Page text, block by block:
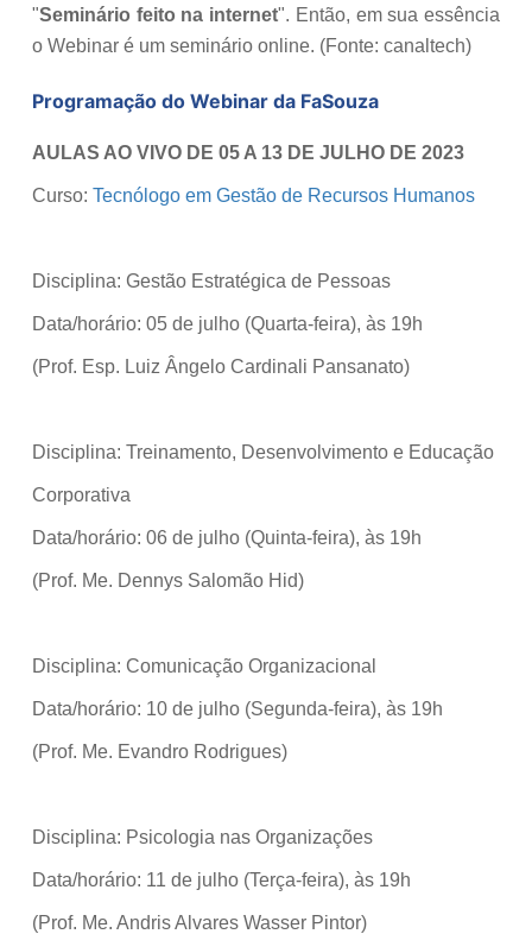
"Seminário feito na internet". Então, em sua essência
o Webinar é um seminário online. (Fonte: canaltech)
Programação do Webinar da FaSouza
AULAS AO VIVO DE 05 A 13 DE JULHO DE 2023
Curso: Tecnólogo em Gestão de Recursos Humanos
Disciplina: Gestão Estratégica de Pessoas
Data/horário: 05 de julho (Quarta-feira), às 19h
(Prof. Esp. Luiz Ângelo Cardinali Pansanato)
Disciplina: Treinamento, Desenvolvimento e Educação
Corporativa
Data/horário: 06 de julho (Quinta-feira), às 19h
(Prof. Me. Dennys Salomão Hid)
Disciplina: Comunicação Organizacional
Data/horário: 10 de julho (Segunda-feira), às 19h
(Prof. Me. Evandro Rodrigues)
Disciplina: Psicologia nas Organizações
Data/horário: 11 de julho (Terça-feira), às 19h
(Prof. Me. Andris Alvares Wasser Pintor)